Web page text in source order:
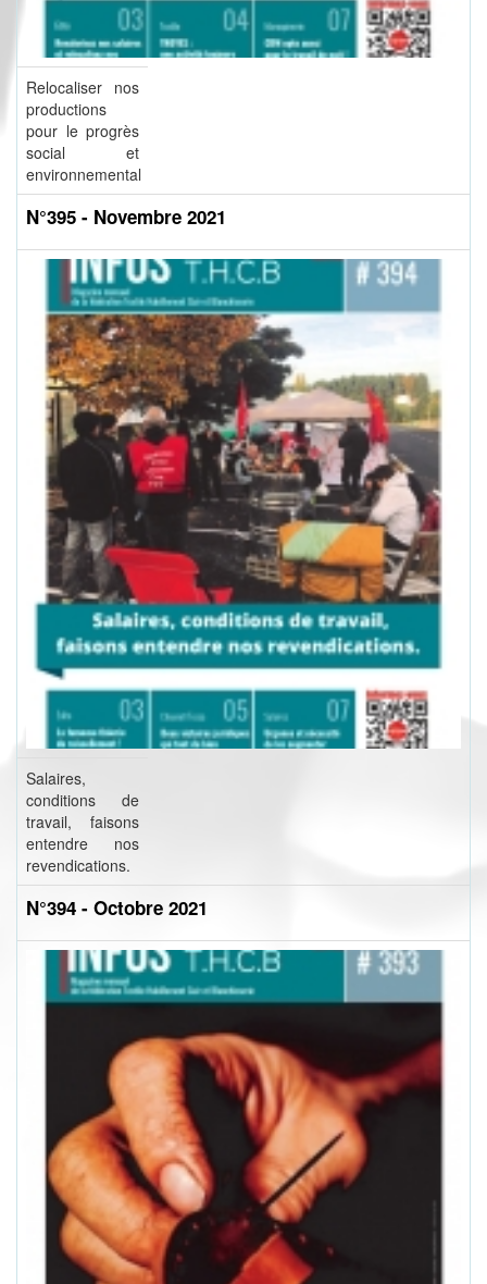
Relocaliser nos
productions
pour le progrès
social et
environnemental
N°395 - Novembre 2021
Salaires,
conditions de
travail, faisons
entendre nos
revendications.
N°394 - Octobre 2021